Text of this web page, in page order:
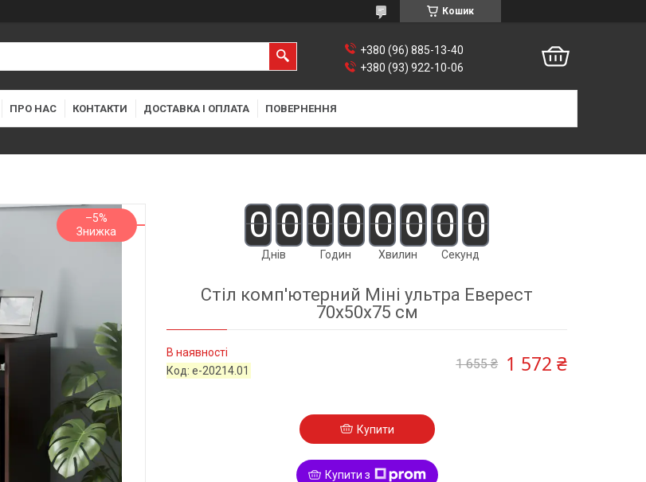
Кошик
+380 (96) 885-13-40
+380 (93) 922-10-06
ПРО НАС КОНТАКТИ ДОСТАВКА І ОПЛАТА ПОВЕРНЕННЯ
–5% 0 0
Днів
0 0
Годин
0 0
Хвилин
0 0
Секунд
Стіл комп'ютерний Міні ультра Еверест
70x50х75 см
В наявності
Код:е-20214.01 1 655 ₴ 1 572 ₴
Купити
Купити з